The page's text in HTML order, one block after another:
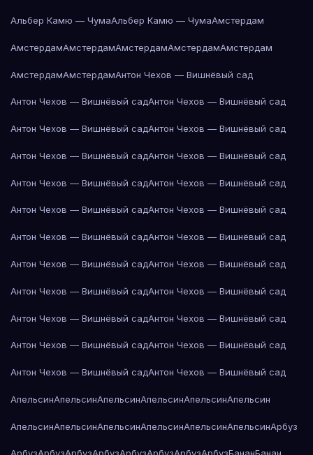
Альбер Камю — ЧумаАльбер Камю — ЧумаАмстердам
АмстердамАмстердамАмстердамАмстердамАмстердам
АмстердамАмстердамАнтон Чехов — Вишнёвый сад
Антон Чехов — Вишнёвый садАнтон Чехов — Вишнёвый сад
Антон Чехов — Вишнёвый садАнтон Чехов — Вишнёвый сад
Антон Чехов — Вишнёвый садАнтон Чехов — Вишнёвый сад
Антон Чехов — Вишнёвый садАнтон Чехов — Вишнёвый сад
Антон Чехов — Вишнёвый садАнтон Чехов — Вишнёвый сад
Антон Чехов — Вишнёвый садАнтон Чехов — Вишнёвый сад
Антон Чехов — Вишнёвый садАнтон Чехов — Вишнёвый сад
Антон Чехов — Вишнёвый садАнтон Чехов — Вишнёвый сад
Антон Чехов — Вишнёвый садАнтон Чехов — Вишнёвый сад
Антон Чехов — Вишнёвый садАнтон Чехов — Вишнёвый сад
Антон Чехов — Вишнёвый садАнтон Чехов — Вишнёвый сад
АпельсинАпельсинАпельсинАпельсинАпельсинАпельсин
АпельсинАпельсинАпельсинАпельсинАпельсинАпельсинАрбуз